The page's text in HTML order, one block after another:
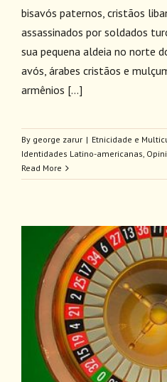
bisavós paternos, cristãos
assassinados por soldados
sua pequena aldeia no norte
avós, árabes cristãos e
armênios [...]
By george zarur | Etnicidade e
Identidades Latino-americanas
Read More